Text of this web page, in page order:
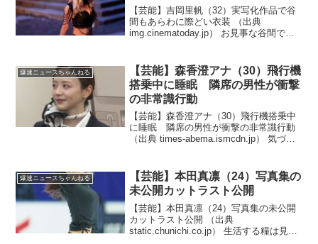
【芸能】吉岡里帆（32）実写化作品で谷
間もあらわに際どい衣装 （出典
img.cinematoday.jp） お見事な谷間で
「漫画レベルの異次元スタイル」 谷間
もあら...
爆速ニュースちゃんねる
【芸能】森香澄アナ（30）飛行機
搭乗中に睡眠 隣席の男性が衝撃
の非常識行動
【芸能】森香澄アナ（30）飛行機搭乗中
に睡眠 隣席の男性が衝撃の非常識行動
（出典 times-abema.ismcdn.jp） 気づい
隣席の男性が衝撃の非常識行動「...
爆速ニュースちゃんねる
【芸能】本田真凛（24）写真集の
未公開カットラスト公開
【芸能】本田真凛（24）写真集の未公開
カットラスト公開 （出典
static.chunichi.co.jp） 生活する糧は見つ